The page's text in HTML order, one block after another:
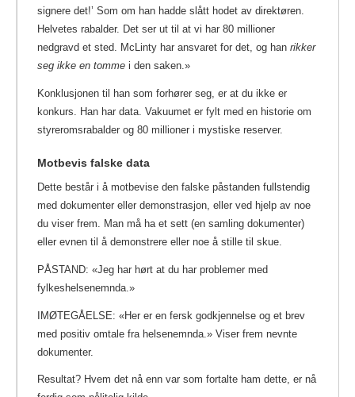
signere det!’ Som om han hadde slått hodet av direktøren.
Helvetes rabalder. Det ser ut til at vi har 80 millioner
nedgravd et sted. McLinty har ansvaret for det, og han rikker
seg ikke en tomme i den saken.»
Konklusjonen til han som forhører seg, er at du ikke er
konkurs. Han har data. Vakuumet er fylt med en historie om
styreromsrabalder og 80 millioner i mystiske reserver.
Motbevis falske data
Dette består i å motbevise den falske påstanden fullstendig
med dokumenter eller demonstrasjon, eller ved hjelp av noe
du viser frem. Man må ha et sett (en samling dokumenter)
eller evnen til å demonstrere eller noe å stille til skue.
PÅSTAND: «Jeg har hørt at du har problemer med
fylkeshelsenemnda.»
IMØTEGÅELSE: «Her er en fersk godkjennelse og et brev
med positiv omtale fra helsenemnda.» Viser frem nevnte
dokumenter.
Resultat? Hvem det nå enn var som fortalte ham dette, er nå